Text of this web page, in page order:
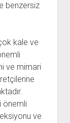
benzersiz
kale ve
ve mimari
önemli
ve